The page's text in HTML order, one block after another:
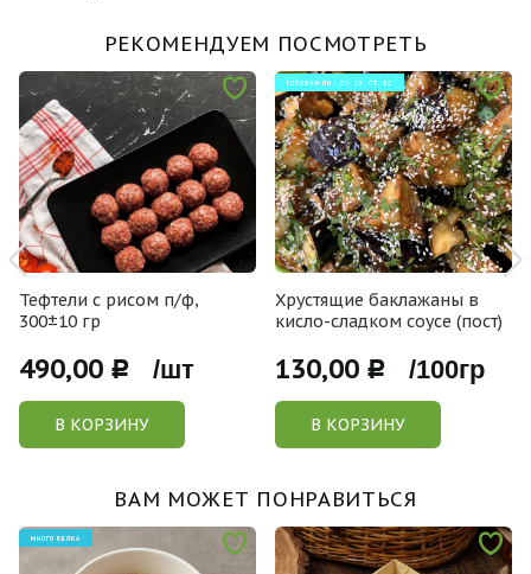
РЕКОМЕНДУЕМ ПОСМОТРЕТЬ
Тефтели с рисом п/ф,
300±10 гр
490,00 Р /шт
В КОРЗИНУ
ГОТОВИМ ПО : ПН, СР, ПТ, ВС
Хрустящие баклажаны в
кисло-сладком соусе (пост)
130,00 Р /100гр
В КОРЗИНУ
ВАМ МОЖЕТ ПОНРАВИТЬСЯ
МНОГО БЕЛКА